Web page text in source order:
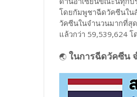
โดยกัมพูชาฉีดวัคซีนใน
วัคซีนในจำนวนมากที่สุ
แล้วกว่า 59,539,624
🌏 ในการฉีดวัคซีน